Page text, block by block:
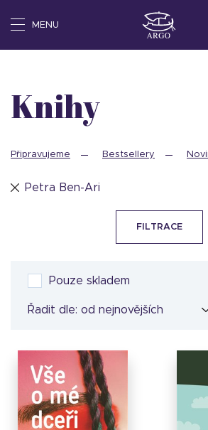
MENU
Knihy
Připravujeme Bestsellery
Petra Ben-Ari
FILTRACE
Pouze skladem
Řadit dle: